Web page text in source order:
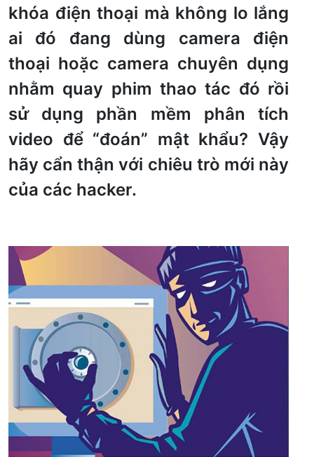
khóa điện thoại mà không lo lắng
ai đó đang dùng camera điện
thoại hoặc camera chuyên dụng
nhằm quay phim thao tác đó rồi
sử dụng phần mềm phân tích
video để “đoán” mật khẩu? Vậy
hãy cẩn thận với chiêu trò mới này
của các hacker.